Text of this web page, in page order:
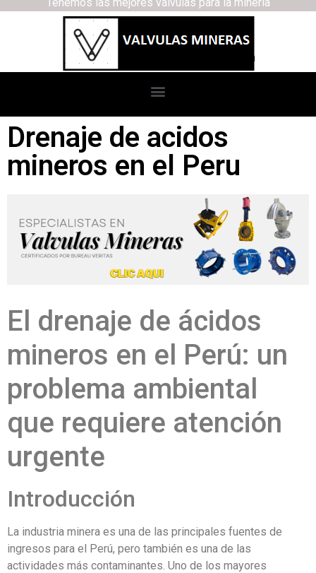
Drenaje de acidos
mineros en el Peru
El drenaje de ácidos
mineros en el Perú: un
problema ambiental
que requiere atención
urgente
Introducción
La industria minera es una de las principales fuentes de
ingresos para el Perú, pero también es una de las
actividades más contaminantes. Uno de los mayores